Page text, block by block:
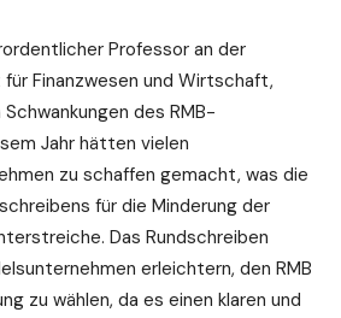
Professor an der
Finanzwesen und Wirtschaft,
des RMB-
Jahr hätten vielen
zu schaffen gemacht, was die
für die Minderung der
Das Rundschreiben
erleichtern, den RMB
zu wählen, da es einen klaren und